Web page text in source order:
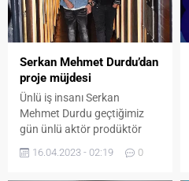
ileri teknoloji ve CGI
(Computer-Generated
Imagery) kullanılarak
Serkan Mehmet Durdu’dan
proje müjdesi
Ünlü iş insanı Serkan
Mehmet Durdu geçtiğimiz
gün ünlü aktör prodüktör
görüntülendi.
16.04.2023 - 02:19 0